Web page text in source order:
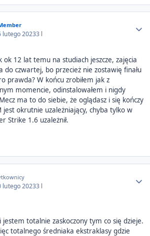
lutego 20233 l
ok 12 lat temu na studiach jeszcze, zajęcia
do czwartej, bo przecież nie zostawię finału
prawda? W końcu zrobiłem jak z
momencie, odinstalowałem i nigdy
ma to do siebie, że oglądasz i się kończy
jest okrutnie uzależniający, chyba tylko w
Strike 1.6 uzależnił.
lutego 20233 l
jestem totalnie zaskoczony tym co się dzieje.
totalnego średniaka ekstraklasy gdzie